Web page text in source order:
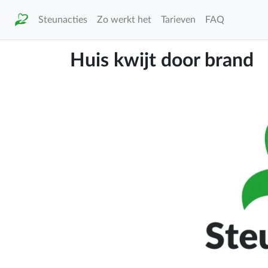
Steunacties Zo werkt het Tarieven FAQ
Huis kwijt door brand